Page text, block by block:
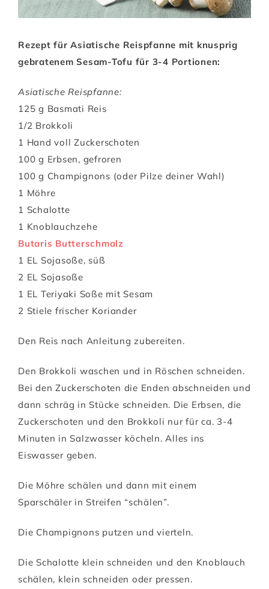
Rezept für Asiatische Reispfanne mit knusprig
gebratenem Sesam-Tofu für 3-4 Portionen:
Asiatische Reispfanne:
125 g Basmati Reis
1/2 Brokkoli
1 Hand voll Zuckerschoten
100 g Erbsen, gefroren
100 g Champignons (oder Pilze deiner Wahl)
1 Möhre
1 Schalotte
1 Knoblauchzehe
Butaris Butterschmalz
1 EL Sojasoße, süß
2 EL Sojasoße
1 EL Teriyaki Soße mit Sesam
2 Stiele frischer Koriander
Den Reis nach Anleitung zubereiten.
Den Brokkoli waschen und in Röschen schneiden.
Bei den Zuckerschoten die Enden abschneiden und
dann schräg in Stücke schneiden. Die Erbsen, die
Zuckerschoten und den Brokkoli nur für ca. 3-4
Minuten in Salzwasser köcheln. Alles ins
Eiswasser geben.
Die Möhre schälen und dann mit einem
Sparschäler in Streifen “schälen”.
Die Champignons putzen und vierteln.
Die Schalotte klein schneiden und den Knoblauch
schälen, klein schneiden oder pressen.